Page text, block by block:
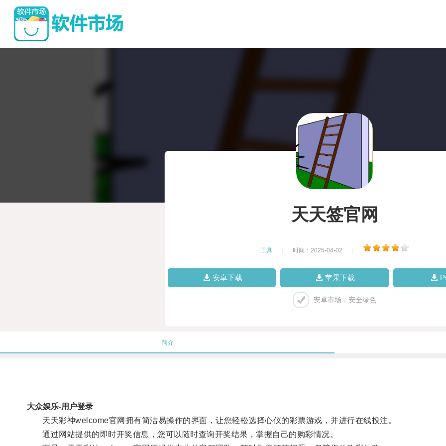
天天签官网
工具 时间：2025-04-02
安卓下载 苹果下载
安卓市场，安全绿色
简介
大众娱乐-用户登录
天天彩神welcome官网拥有简洁易操作的界面，让您轻松选择心仪的彩票游戏，并进行在线投注。
通过网站提供的即时开奖信息，您可以随时查询开奖结果，掌握自己的购彩情况。